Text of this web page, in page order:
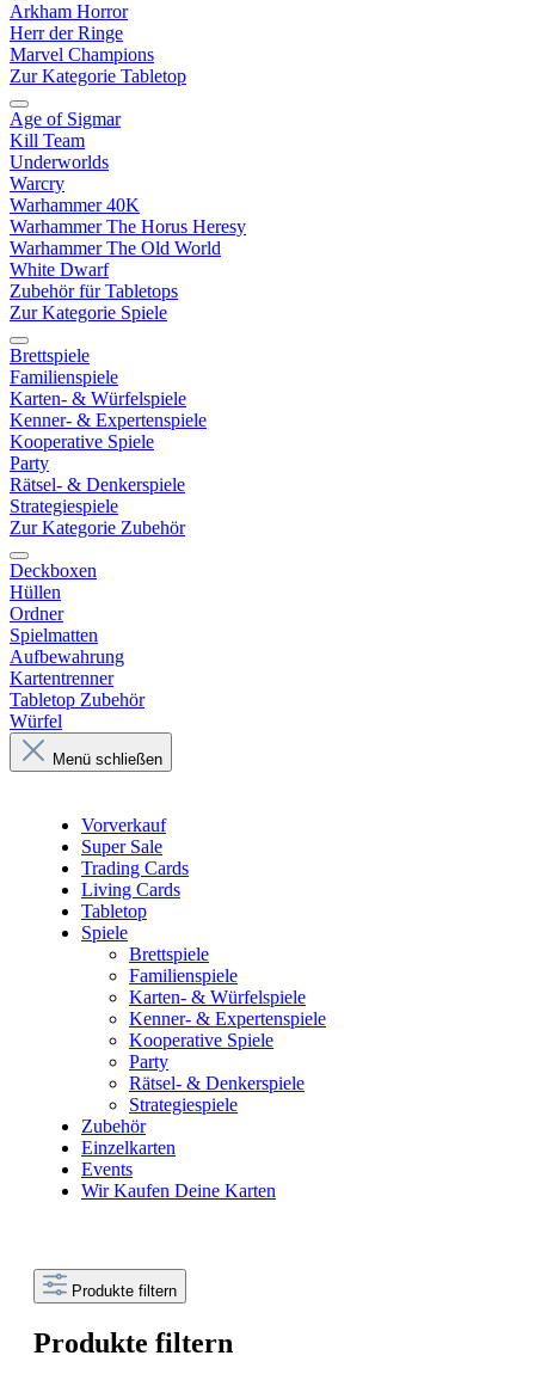
Arkham Horror
Herr der Ringe
Marvel Champions
Zur Kategorie Tabletop
Age of Sigmar
Kill Team
Underworlds
Warcry
Warhammer 40K
Warhammer The Horus Heresy
Warhammer The Old World
White Dwarf
Zubehör für Tabletops
Zur Kategorie Spiele
Brettspiele
Familienspiele
Karten- & Würfelspiele
Kenner- & Expertenspiele
Kooperative Spiele
Party
Rätsel- & Denkerspiele
Strategiespiele
Zur Kategorie Zubehör
Deckboxen
Hüllen
Ordner
Spielmatten
Aufbewahrung
Kartentrenner
Tabletop Zubehör
Würfel
Menü schließen
Vorverkauf
Super Sale
Trading Cards
Living Cards
Tabletop
Spiele
Brettspiele
Familienspiele
Karten- & Würfelspiele
Kenner- & Expertenspiele
Kooperative Spiele
Party
Rätsel- & Denkerspiele
Strategiespiele
Zubehör
Einzelkarten
Events
Wir Kaufen Deine Karten
Produkte filtern
Produkte filtern